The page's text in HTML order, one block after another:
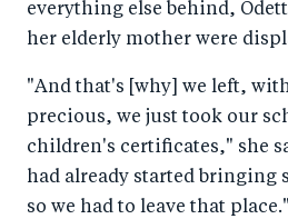
everything else behind,
her elderly mother were
"And that's [why] we left,
precious, we just took our
children's certificates," she
had already started bringing
so we had to leave that place."